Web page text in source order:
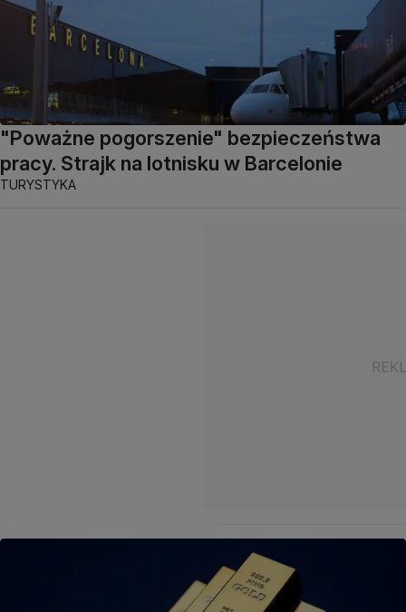
"Poważne pogorszenie" bezpieczeństwa
pracy. Strajk na lotnisku w Barcelonie
TURYSTYKA